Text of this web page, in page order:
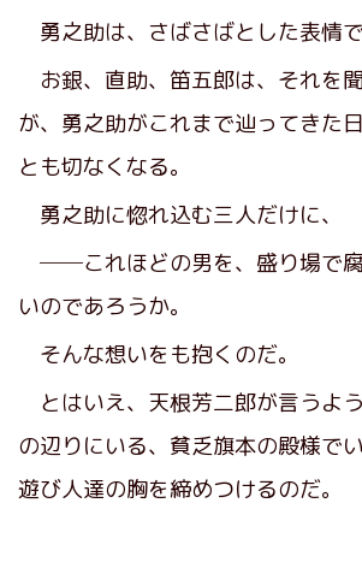
勇之助は、さばさばとした表情で
お銀、直助、笛五郎は、それを
が、勇之助がこれまで辿ってきた
とも切なくなる。
勇之助に惚れ込む三人だけに、
──これほどの男を、盛り場で
いのであろうか。
そんな想いをも抱くのだ。
とはいえ、天根芳二郎が言うよ
の辺りにいる、貧乏旗本の殿様で
遊び人達の胸を締めつけるのだ。